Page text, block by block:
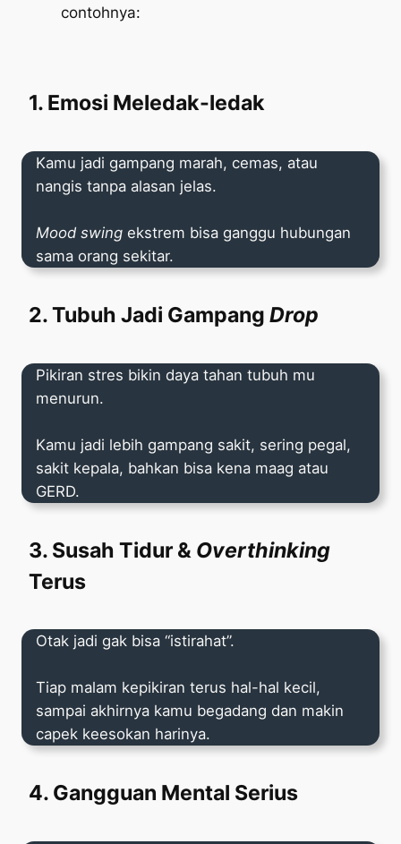
contohnya:
1. Emosi Meledak-ledak
Kamu jadi gampang marah, cemas, atau
nangis tanpa alasan jelas.
Mood swing ekstrem bisa ganggu hubungan
sama orang sekitar.
2. Tubuh Jadi Gampang Drop
Pikiran stres bikin daya tahan tubuh mu
menurun.
Kamu jadi lebih gampang sakit, sering pegal,
sakit kepala, bahkan bisa kena maag atau
GERD.
3. Susah Tidur & Overthinking
Terus
Otak jadi gak bisa “istirahat”.
Tiap malam kepikiran terus hal-hal kecil,
sampai akhirnya kamu begadang dan makin
capek keesokan harinya.
4. Gangguan Mental Serius